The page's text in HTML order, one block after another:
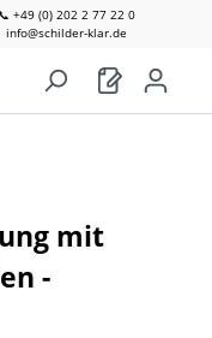
📞 +49 (0) 202 2 77 22 0
info@schilder-klar.de
mit
-